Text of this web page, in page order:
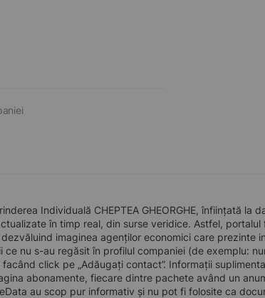
Individuală CHEPTEA GHEORGHE, înființată
în timp real, din surse veridice. Astfel,
imaginea agenților economici care prezinte
ce nu s-au regăsit în profilul companiei (de exemplu:
click pe „Adăugați contact”. Informații
abonamente, fiecare dintre pachete având un
au scop pur informativ și nu pot fi folosite ca